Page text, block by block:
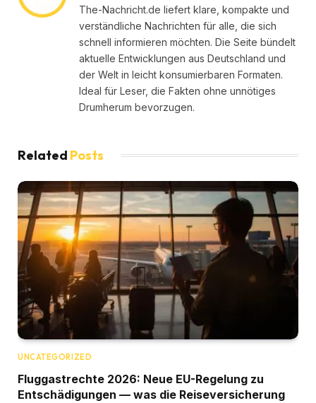
The-Nachricht.de liefert klare, kompakte und
verständliche Nachrichten für alle, die sich
schnell informieren möchten. Die Seite bündelt
aktuelle Entwicklungen aus Deutschland und
der Welt in leicht konsumierbaren Formaten.
Ideal für Leser, die Fakten ohne unnötiges
Drumherum bevorzugen.
Related Posts
UNCATEGORIZED
Fluggastrechte 2026: Neue EU-Regelung zu
Entschädigungen — was die Reiseversicherung